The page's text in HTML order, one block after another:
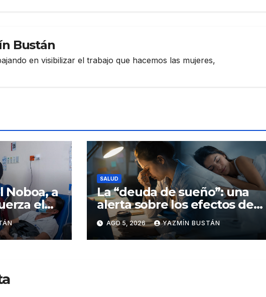
Bustán
en visibilizar el trabajo que hacemos las mujeres,
Noboa, a
el
de
SALUD
La “deuda de sueño”: una
alerta sobre los efectos de
dormir mal en la salud física
y mental
AGO 5, 2026 YAZMÍN BUSTÁN